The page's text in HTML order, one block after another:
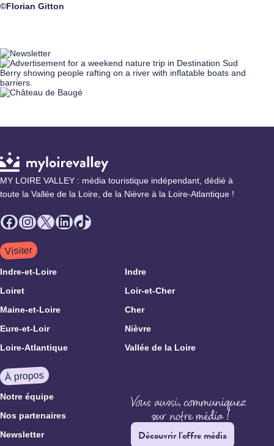
©Florian Gitton
MY LOIRE VALLEY : média touristique indépendant, dédié à
toute la Vallée de la Loire, de la Nièvre à la Loire-Atlantique !
Facebook
Instagram
X LinkedIn
TikTok
Visiter
Indre-et-Loire
Indre
Loiret
Loir-et-Cher
Maine-et-Loire
Cher
Eure-et-Loir
Nièvre
Loire-Atlantique
Vallée de la Loire
À propos
Notre équipe
Nos partenaires
Newsletter
Découvrir l'offre média